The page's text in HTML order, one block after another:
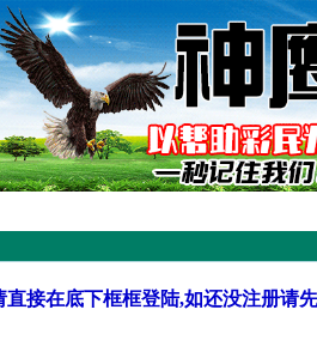
直接在底下框框登陆,如还没注册请